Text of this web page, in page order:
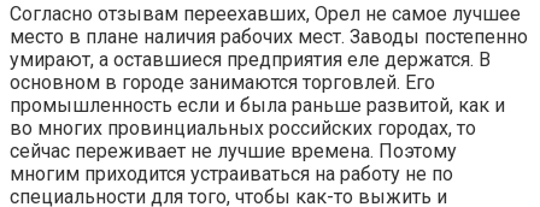
Согласно отзывам переехавших, Орел не самое лучшее
место в плане наличия рабочих мест. Заводы постепенно
умирают, а оставшиеся предприятия еле держатся. В
основном в городе занимаются торговлей. Его
промышленность если и была раньше развитой, как и
во многих провинциальных российских городах, то
сейчас переживает не лучшие времена. Поэтому
многим приходится устраиваться на работу не по
специальности для того, чтобы как-то выжить и